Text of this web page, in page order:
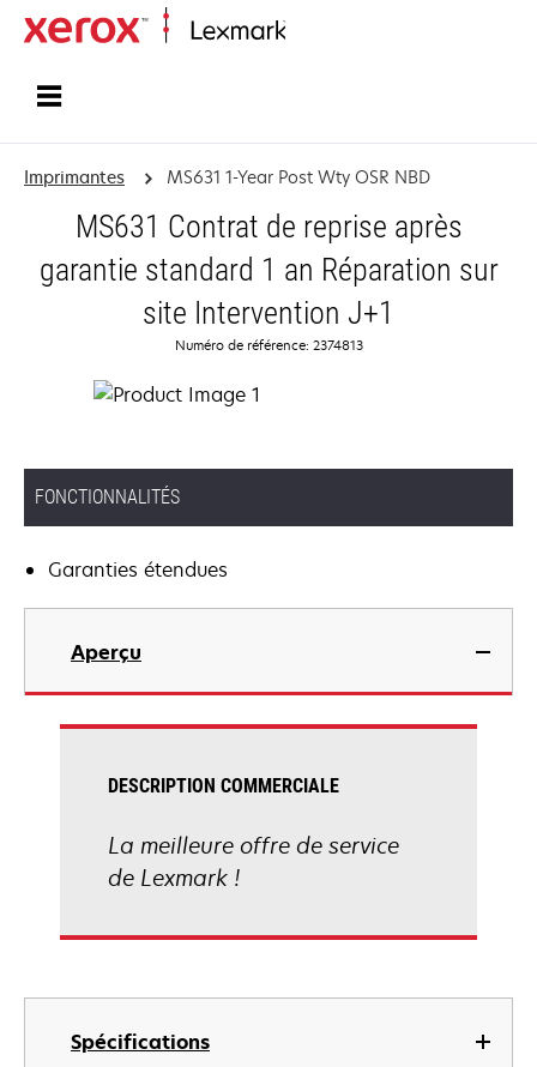
Imprimantes MS631 1-Year Post Wty OSR NBD
MS631 Contrat de reprise après
garantie standard 1 an Réparation sur
site Intervention J+1
Numéro de référence: 2374813
FONCTIONNALITÉS
Garanties étendues
Aperçu
Spécifications
DESCRIPTION COMMERCIALE
La meilleure offre de service
de Lexmark !